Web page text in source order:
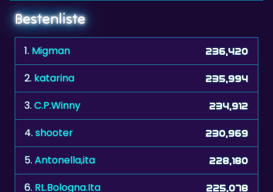
1.Migman
2.katarina 235,994
3. C.P.Winny 234,912
4.shooter 230,969
5. Antonella,ita 228,180
6. RL.Bologna.Ita 225,078
7. eminentza 224,653